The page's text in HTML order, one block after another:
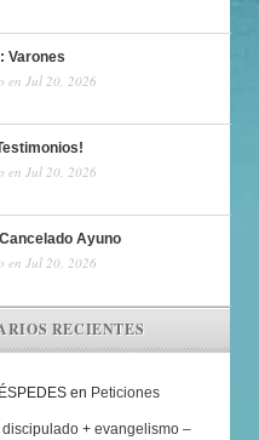
Varones
en Jul 20, 2026
en Jul 20, 2026
Ayuno
en Jul 20, 2026
RECIENTES
en Peticiones
+ evangelismo –